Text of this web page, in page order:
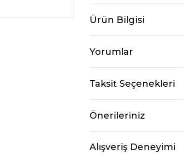
Ürün Bilgisi
Yorumlar
Taksit Seçenekleri
Önerileriniz
Alışveriş Deneyimi